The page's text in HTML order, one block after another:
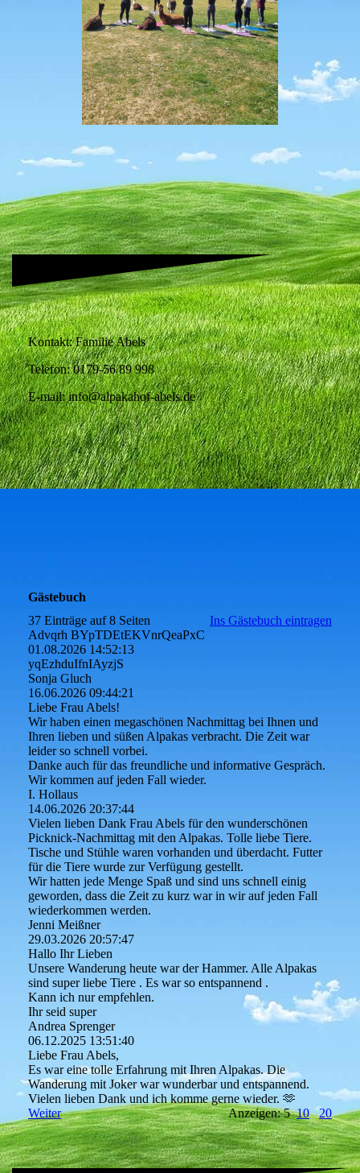
Kontakt: Familie Abels
Telefon: 0179-56 89 998
E-mail: info@alpakahof-abels.de
Gästebuch
37 Einträge auf 8 Seiten
Ins Gästebuch eintragen
Advqrh BYpTDEtEKVnrQeaPxC
01.08.2026 14:52:13
yqEzhduIfnIAyzjS
Sonja Gluch
16.06.2026 09:44:21
Liebe Frau Abels!
Wir haben einen megaschönen Nachmittag bei Ihnen und
Ihren lieben und süßen Alpakas verbracht. Die Zeit war
leider so schnell vorbei.
Danke auch für das freundliche und informative Gespräch.
Wir kommen auf jeden Fall wieder.
I. Hollaus
14.06.2026 20:37:44
Vielen lieben Dank Frau Abels für den wunderschönen
Picknick-Nachmittag mit den Alpakas. Tolle liebe Tiere.
Tische und Stühle waren vorhanden und überdacht. Futter
für die Tiere wurde zur Verfügung gestellt.
Wir hatten jede Menge Spaß und sind uns schnell einig
geworden, dass die Zeit zu kurz war in wir auf jeden Fall
wiederkommen werden.
Jenni Meißner
29.03.2026 20:57:47
Hallo Ihr Lieben
Unsere Wanderung heute war der Hammer. Alle Alpakas
sind super liebe Tiere . Es war so entspannend .
Kann ich nur empfehlen.
Ihr seid super
Andrea Sprenger
06.12.2025 13:51:40
Liebe Frau Abels,
Es war eine tolle Erfahrung mit Ihren Alpakas. Die
Wanderung mit Joker war wunderbar und entspannend.
Vielen lieben Dank und ich komme gerne wieder. 🫶
Weiter
Anzeigen: 510 20